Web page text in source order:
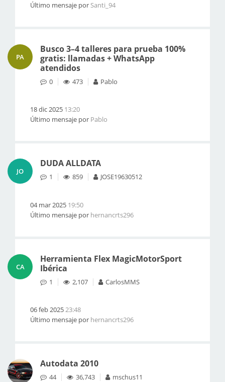
Último mensaje por Santi_94
PA
Busco 3–4 talleres para prueba 100%
gratis: llamadas + WhatsApp
atendidos
0 473 Pablo
18 dic 2025 13:20
Último mensaje por Pablo
JO
DUDA ALLDATA
1 859 JOSE19630512
04 mar 2025 19:50
Último mensaje por hernancrts296
CA
Herramienta Flex MagicMotorSport
Ibérica
1 2,107 CarlosMMS
06 feb 202523:48
Último mensaje por hernancrts296
Autodata 2010
44 36,743 mschus11